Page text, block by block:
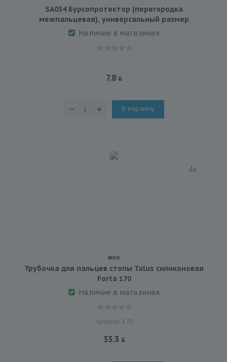
SA034 Бурсопротектор (перегородка
межпальцевая), универсальный размер
Наличие в магазинах
7.8
В корзину
Трубочка для пальцев стопы Talus силиконовая
Forta 170
Наличие в магазинах
Артикул: 170
33.3